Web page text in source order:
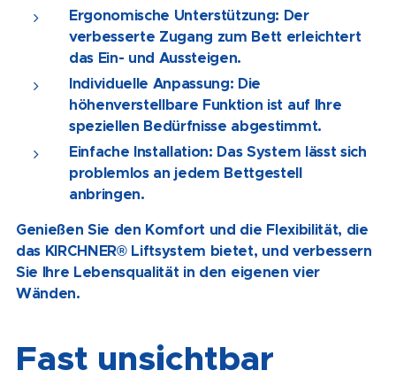
Ergonomische Unterstützung: Der
verbesserte Zugang zum Bett erleichtert
das Ein- und Aussteigen.
Individuelle Anpassung: Die
höhenverstellbare Funktion ist auf Ihre
speziellen Bedürfnisse abgestimmt.
Einfache Installation: Das System lässt sich
problemlos an jedem Bettgestell
anbringen.
Genießen Sie den Komfort und die Flexibilität, die
das KIRCHNER® Liftsystem bietet, und verbessern
Sie Ihre Lebensqualität in den eigenen vier
Wänden.
Fast unsichtbar